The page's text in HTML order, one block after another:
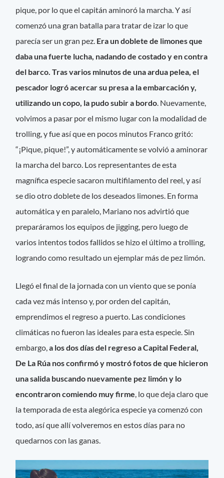
pique, por lo que el capitán aminoró la marcha. Y así
comenzó una gran batalla para tratar de izar lo que
parecía ser un gran pez. Era un doblete de limones que
daba una fuerte lucha, nadando de costado y en contra
del barco. Tras varios minutos de una ardua pelea, el
pescador logró acercar su presa a la embarcación y,
utilizando un copo, la pudo subir a bordo. Nuevamente,
volvimos a pasar por el mismo lugar con la modalidad de
trolling, y fue así que en pocos minutos Franco gritó:
“¡Pique, pique!”, y automáticamente se volvió a aminorar
la marcha del barco. Los representantes de esta
magnífica especie sacaron multifilamento del reel, y así
se dio otro doblete de los deseados limones. En forma
automática y en paralelo, Mariano nos advirtió que
preparáramos los equipos de jigging, pero luego de
varios intentos todos fallidos se hizo el último a trolling,
logrando como resultado un ejemplar más de pez limón.
Llegó el final de la jornada con un viento que se ponía
cada vez más intenso y, por orden del capitán,
emprendimos el regreso a puerto. Las condiciones
climáticas no fueron las ideales para esta especie. Sin
embargo,a los dos días del regreso a Capital Federal,
De La Rúa nos confirmó y mostró fotos de que hicieron
una salida buscando nuevamente pez limón y lo
encontraron comiendo muy firme , lo que deja claro que
la temporada de esta alegórica especie ya comenzó con
todo, así que allí volveremos en estos días para no
quedarnos con las ganas.